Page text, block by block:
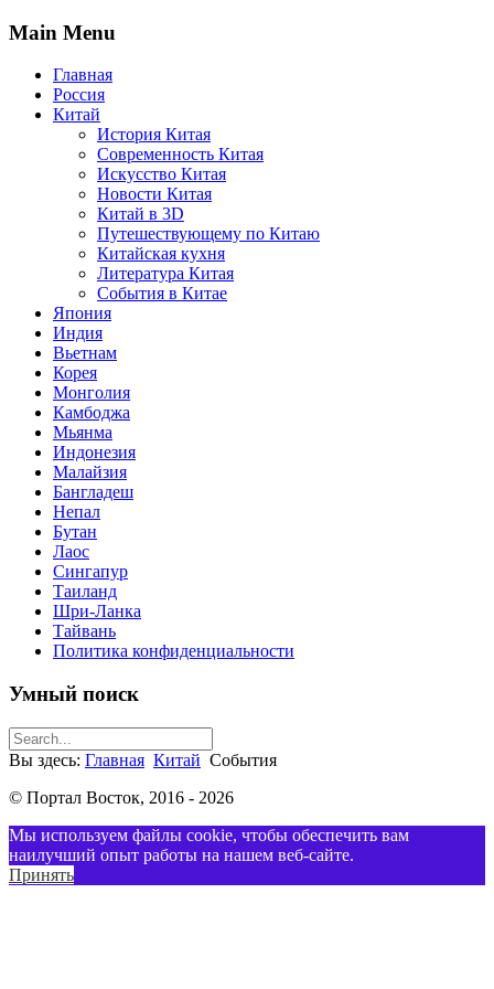
Main Menu
Главная
Россия
Китай
История Китая
Современность Китая
Искусство Китая
Новости Китая
Китай в 3D
Путешествующему по Китаю
Китайская кухня
Литература Китая
События в Китае
Япония
Индия
Вьетнам
Корея
Монголия
Камбоджа
Мьянма
Индонезия
Малайзия
Бангладеш
Непал
Бутан
Лаос
Сингапур
Таиланд
Шри-Ланка
Тайвань
Политика конфиденциальности
Умный поиск
Вы здесь: Главная Китай События
© Портал Восток, 2016 - 2026
Мы используем файлы cookie, чтобы обеспечить вам
наилучший опыт работы на нашем веб-сайте.
Принять